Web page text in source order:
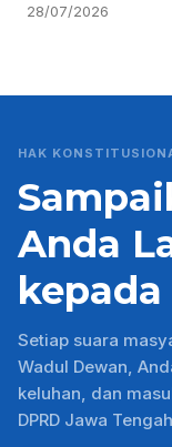
28/07/2026
HAK
Anda
kepada
Setiap suara
Wadul Dewan,
keluhan, dan
DPRD Jawa